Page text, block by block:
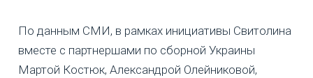
По данным СМИ, в рамках инициативы Свитолина
вместе с партнершами по сборной Украины
Мартой Костюк, Александрой Олейниковой,